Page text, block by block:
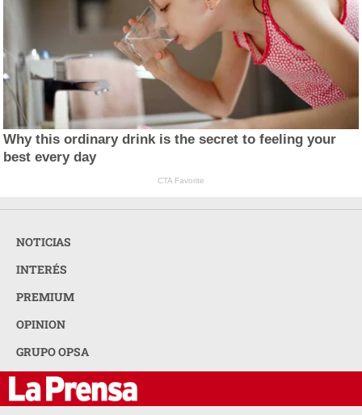
Why this ordinary drink is the secret to feeling your
best every day
CTA Favorite
NOTICIAS
INTERÉS
PREMIUM
OPINION
GRUPO OPSA